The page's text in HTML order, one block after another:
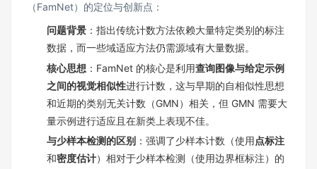
（FamNet）的定位与创新点：
问题背景 ：指出传统计数方法依赖大量特定类别的标注
数据，而一些域适应方法仍需源域有大量数据。
核心思想 ：FamNet 的核心是利用查询图像与给定示例
之间的视觉相似性进行计数，这与早期的自相似性思想
和近期的类别无关计数（GMN）相关，但 GMN 需要大
量示例进行适应且在新类上表现不佳。
与少样本检测的区别 ：强调了少样本计数（使用点标注
和密度估计）相对于少样本检测（使用边界框标注）的